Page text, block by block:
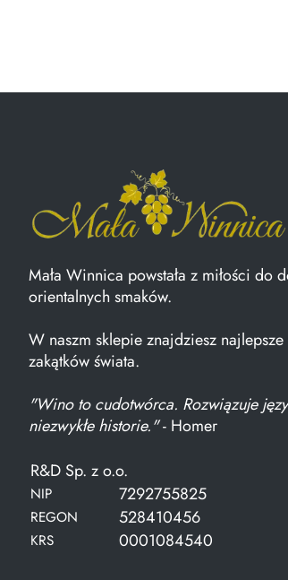
Mała Winnica powstała z miłości do
orientalnych smaków.
W naszm sklepie znajdziesz
zakątków świata.
"Wino to cudotwórca. Rozwiązuje
niezwykłe historie."- Homer
R&D Sp. z o.o.
NIP 7292755825
REGON 528410456
KRS 0001084540